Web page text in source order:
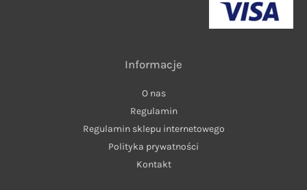
Informacje
O nas
Regulamin
Regulamin sklepu internetowego
Polityka prywatności
Kontakt